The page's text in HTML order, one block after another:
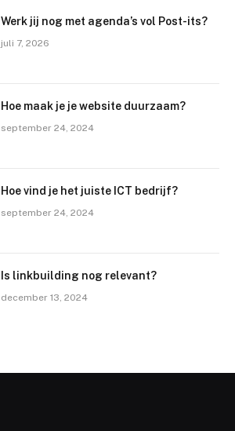
Werk jij nog met agenda’s vol Post-its?
juli 7, 2026
Hoe maak je je website duurzaam?
september 24, 2024
Hoe vind je het juiste ICT bedrijf?
september 24, 2024
Is linkbuilding nog relevant?
december 13, 2024